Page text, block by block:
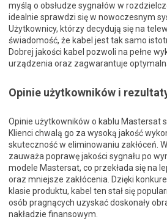
myślą o obsłudze sygnałów w
idealnie sprawdzi się w nowoczesnym
Użytkownicy, którzy decydują się na
świadomość, że kabel jest tak samo
Dobrej jakości kabel pozwoli na pełne
urządzenia oraz zagwarantuje
Opinie użytkowników i
Opinie użytkowników o kablu Mastersat
Klienci chwalą go za wysoką jakość
skuteczność w eliminowaniu zakłóceń.
zauważa poprawę jakości sygnału po
modele Mastersat, co przekłada się na
oraz mniejsze zakłócenia. Dzięki
klasie produktu, kabel ten stał się
osób pragnących uzyskać doskonały
nakładzie finansowym.